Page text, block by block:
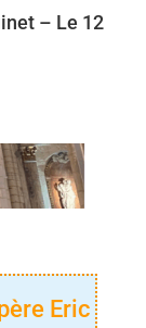
– Le 12
Eric